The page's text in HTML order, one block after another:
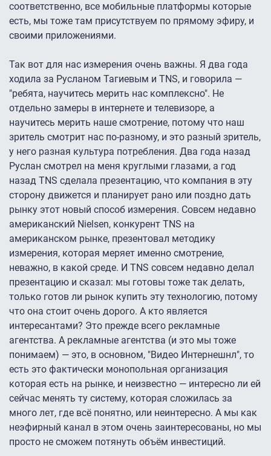
соответственно, все мобильные платформы которые
есть, мы тоже там присутствуем по прямому эфиру, и
своими приложениями.
Так вот для нас измерения очень важны. Я два года
ходила за Русланом Тагиевым и TNS, и говорила —
"ребята, научитесь мерить нас комплексно". Не
отдельно замеры в интернете и телевизоре, а
научитесь мерить наше смотрение, потому что наш
зритель смотрит нас по-разному, и это разный зритель,
у него разная культура потребления. Два года назад
Руслан смотрел на меня круглыми глазами, а год
назад TNS сделала презентацию, что компания в эту
сторону движется и планирует рано или поздно дать
рынку этот новый способ измерения. Совсем недавно
американский Nielsen, конкурент TNS на
американском рынке, презентовал методику
измерения, которая меряет именно смотрение,
неважно, в какой среде. И TNS совсем недавно делал
презентацию и сказал: мы готовы тоже так делать,
только готов ли рынок купить эту технологию, потому
что она стоит очень дорого. А кто является
интересантами? Это прежде всего рекламные
агентства. А рекламные агентства (и это мы тоже
понимаем) — это, в основном, "Видео Интернешнл", то
есть это фактически монопольная организация
которая есть на рынке, и неизвестно — интересно ли ей
сейчас менять ту систему, которая сложилась за
много лет, где всё понятно, или неинтересно. А мы как
неэфирный канал в этом очень заинтересованы, но мы
просто не сможем потянуть объём инвестиций.